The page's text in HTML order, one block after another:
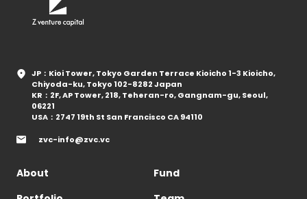
JP：Kioi Tower, Tokyo Garden Terrace Kioicho 1-3 Kioicho,
Chiyoda-ku, Tokyo 102-8282 Japan
KR：2F, AP Tower, 218, Teheran-ro, Gangnam-gu, Seoul,
06221
USA：2747 19th St San Francisco CA 94110
zvc-info@zvc.vc
About
Fund